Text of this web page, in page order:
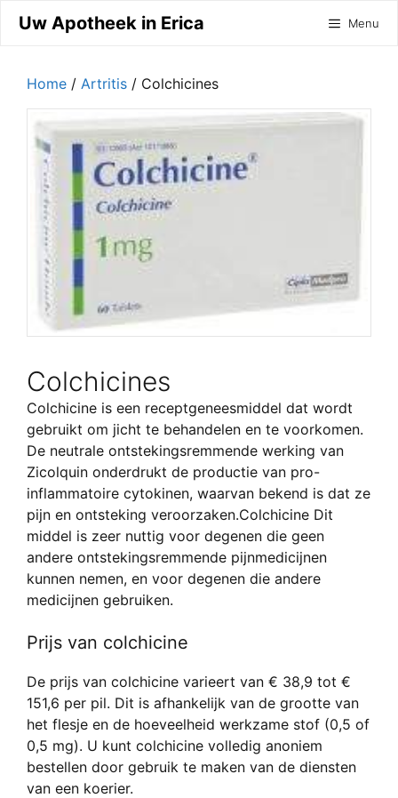
naar
inhoud
Uw Apotheek in Erica Menu
Home / Artritis / Colchicines
Colchicines
Colchicine is een receptgeneesmiddel dat wordt
gebruikt om jicht te behandelen en te voorkomen.
De neutrale ontstekingsremmende werking van
Zicolquin onderdrukt de productie van pro-
inflammatoire cytokinen, waarvan bekend is dat ze
pijn en ontsteking veroorzaken.Colchicine Dit
middel is zeer nuttig voor degenen die geen
andere ontstekingsremmende pijnmedicijnen
kunnen nemen, en voor degenen die andere
medicijnen gebruiken.
Prijs van colchicine
De prijs van colchicine varieert van € 38,9 tot €
151,6 per pil. Dit is afhankelijk van de grootte van
het flesje en de hoeveelheid werkzame stof (0,5 of
0,5 mg). U kunt colchicine volledig anoniem
bestellen door gebruik te maken van de diensten
van een koerier.